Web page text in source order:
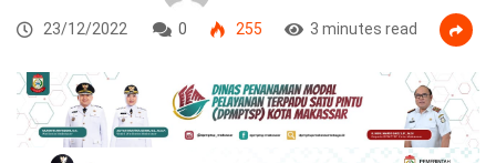
23/12/2022 0 255 3 minutes read